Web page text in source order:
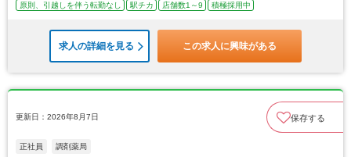
原則、引越しを伴う転勤なし 駅チカ 店舗数1～9 積極採用中
求人の詳細を見る この求人に興味がある
更新日：2026年8月7日 保存する
正社員 調剤薬局